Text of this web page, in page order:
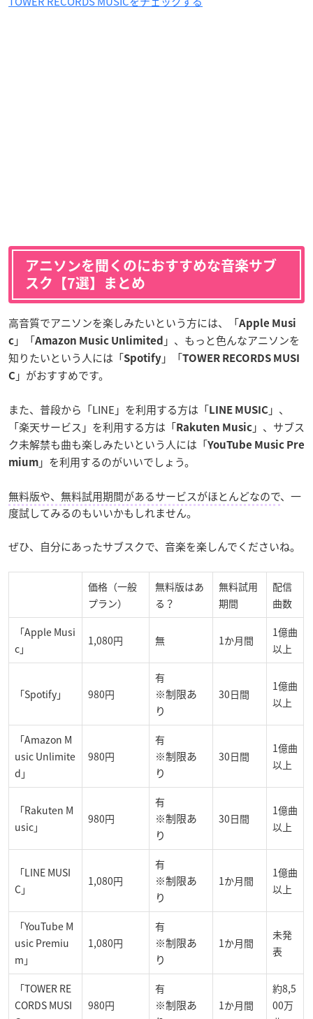
アニソンを聞くのにおすすめな音楽サブ
スク【7選】まとめ
高音質でアニソンを楽しみたいという方には、「Apple Musi
c 」「Amazon Music Unlimited 」、もっと色んなアニソンを
知りたいという人には「Spotify 」「TOWER RECORDS MUSI
C 」がおすすめです。
また、普段から「LINE」を利用する方は「 LINE MUSIC 」、
「楽天サービス」を利用する方は「 Rakuten Music 」、サブス
ク未解禁も曲も楽しみたいという人には「YouTube Music Pre
mium 」を利用するのがいいでしょう。
無料版や、無料試用期間があるサービスがほとんどなので、一
度試してみるのもいいかもしれません。
ぜひ、自分にあったサブスクで、音楽を楽しんでくださいね。
価格（一般
プラン）
無料版はあ
る？
無料試用
期間
配信
曲数
「Apple Musi
c」
1,080円 無 1か月間
1億曲
以上
「Spotify」 980円
有
※制限あ
り
30日間
1億曲
以上
「Amazon M
usic Unlimite
d」
980円
有
※制限あ
り
30日間
1億曲
以上
「Rakuten M
usic」
980円
有
※制限あ
り
30日間
1億曲
以上
「LINE MUSI
C」
1,080円
有
※制限あ
り
1か月間
1億曲
以上
「YouTube M
usic Premiu
m」
1,080円
有
※制限あ
り
1か月間
未発
表
「TOWER RE
CORDS MUSI
980円
有
※制限あ
1か月間
約8,5
00万